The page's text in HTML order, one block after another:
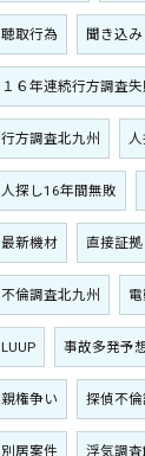
聴取行為 聞き込み
１６年連続行方調査
行方調査北九州
人探し16年間無敗
最新機材 直接証拠
不倫調査北九州
LUUP 事故多発予
親権争い 探偵不倫
別居案件 浮気調